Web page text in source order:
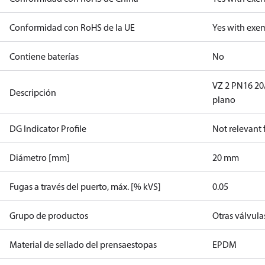
Conformidad con RoHS de la UE Yes with
Contiene baterías No
Descripción
VZ 2 PN16
plano
DG Indicator Profile Not relevant
Diámetro [mm] 20 mm
Fugas a través del puerto, máx. [% kVS] 0.05
Grupo de productos Otras
Material de sellado del prensaestopas EPDM